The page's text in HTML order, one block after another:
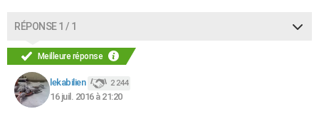
Dictionnaire
Biographies
Citations
Expressions
Proverbes
COPAINS D'AVANT
S'inscrire
Se connecter
Lycées
Collèges
Primaires
Universités
Entreprises
Service militaire
Avis de recherche
AVIS DE DÉCÈS
RÉPONSE 1 / 1
Meilleure réponse
lekabilien 2 244
16 juil. 2016 à 21:20